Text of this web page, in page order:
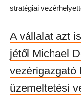
stratégiai
A vállalat azt
jétől Michael
vezérigazgató
üzemeltetési